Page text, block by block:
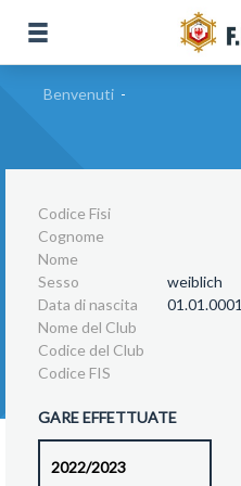
Benvenuti -
Codice Fisi
Cognome
Nome
Sesso
weiblich
Data di nascita
01.01.0001
Nome del Club
Codice del Club
Codice FIS
GARE EFFETTUATE